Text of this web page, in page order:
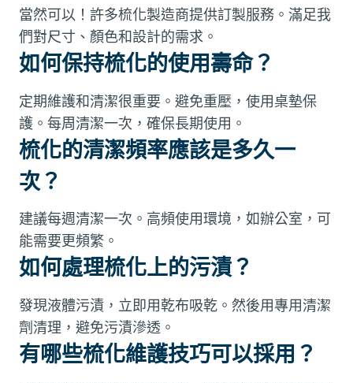
當然可以！許多梳化製造商提供訂製服務。滿足我
們對尺寸、顏色和設計的需求。
如何保持梳化的使用壽命？
定期維護和清潔很重要。避免重壓，使用桌墊保
護。每周清潔一次，確保長期使用。
梳化的清潔頻率應該是多久一
次？
建議每週清潔一次。高頻使用環境，如辦公室，可
能需要更頻繁。
如何處理梳化上的污漬？
發現液體污漬，立即用乾布吸乾。然後用專用清潔
劑清理，避免污漬滲透。
有哪些梳化維護技巧可以採用？